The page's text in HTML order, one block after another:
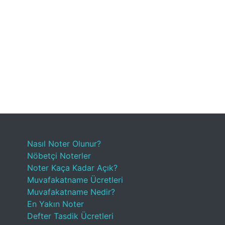
Nasıl Noter Olunur?
Nöbetçi Noterler
Noter Kaça Kadar Açık?
Muvafakatname Ücretleri
Muvafakatname Nedir?
En Yakın Noter
Defter Tasdik Ücretleri